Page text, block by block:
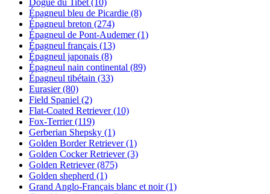
Épagneul bleu de Picardie (8)
Épagneul breton (274)
Épagneul de Pont-Audemer(1)
Épagneul français (13)
Épagneul japonais (8)
Épagneul nain continental (89)
Épagneul tibétain (33)
Eurasier(80)
Field Spaniel (2)
Flat-Coated Retriever(10)
Fox-Terrier(119)
Gerberian Shepsky (1)
Golden Border Retriever(1)
Golden Cocker Retriever(3)
Golden Retriever(875)
Golden shepherd (1)
Grand Anglo-Français blanc et noir(1)